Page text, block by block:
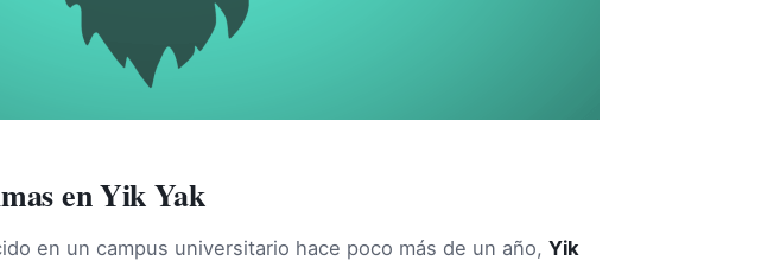
en Yik Yak
en un campus universitario hace poco más de un año, Yik